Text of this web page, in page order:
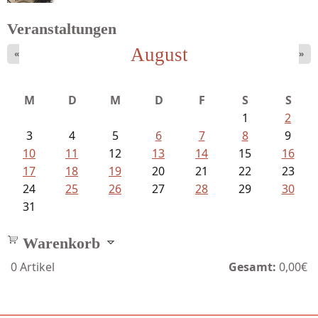
Bartsch, Thomas - Erdrutsch der...
Veranstaltungen
August
« »
M D M D F S
S
1
2
3
4 5 6 7 8
9
10
11 12 13 14 15
16
17
18 19 20 21 22
23
24
25 26 27 28 29
30
31
Warenkorb
0Artikel Gesamt: 0,00€